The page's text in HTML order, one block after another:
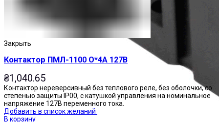
Закрыть
Контактор ПМЛ-1100 О*4А 127В
₴1,040.65
Контактор нереверсивный без теплового реле, без оболочки, со
степенью защиты IP00, с катушкой управления на номинальное
напряжение 127В переменного тока.
Добавить в список желаний
В корзину